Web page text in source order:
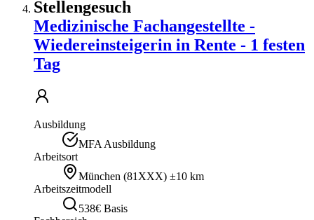
Stellengesuch
Medizinische Fachangestellte -
Wiedereinsteigerin in Rente - 1 festen
Tag
Ausbildung
MFA Ausbildung
Arbeitsort
München (81XXX) ±10 km
Arbeitszeitmodell
538€ Basis